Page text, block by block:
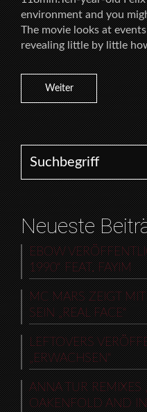
environment and you
The movie looks at
revealing little by little
Weiter
Search for:
Neueste
EBOW
1990“ FEAT. FAYIM
MC MARS ZEIGT
SEIN „REAL FACE“
LEFTOVERS
„ERWACHSEN“
ANNA TUR REMIXES
OAKENFOLD AND